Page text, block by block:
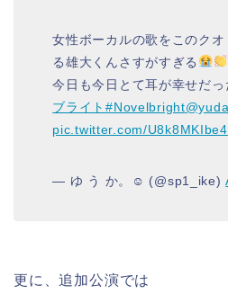
女性ボーカルの歌をこのクオ
る雄大くんさすがすぎる
今日も今日とて耳が幸せだ
ブライト#Novelbright
pic.twitter.com/U8k8MKIbe4
— ゆ う か。☺︎ (@sp1_ike)
更に、追加公演では